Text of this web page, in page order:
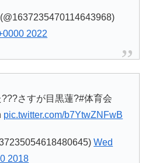
2022
さすが目黒蓮?#体育会
pic.twitter.com/b7YtwZNFwB
Wed
2018